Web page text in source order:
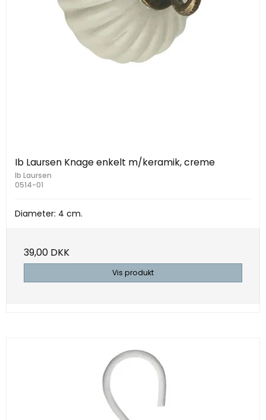
Ib Laursen Knage enkelt m/keramik, creme
Ib Laursen
0514-01
Diameter: 4 cm.
39,00 DKK
Vis produkt